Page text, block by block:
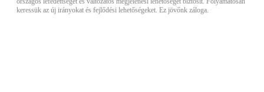
keressük az új irányokat és fejlődési lehetőségeket. Ez jövőnk záloga.